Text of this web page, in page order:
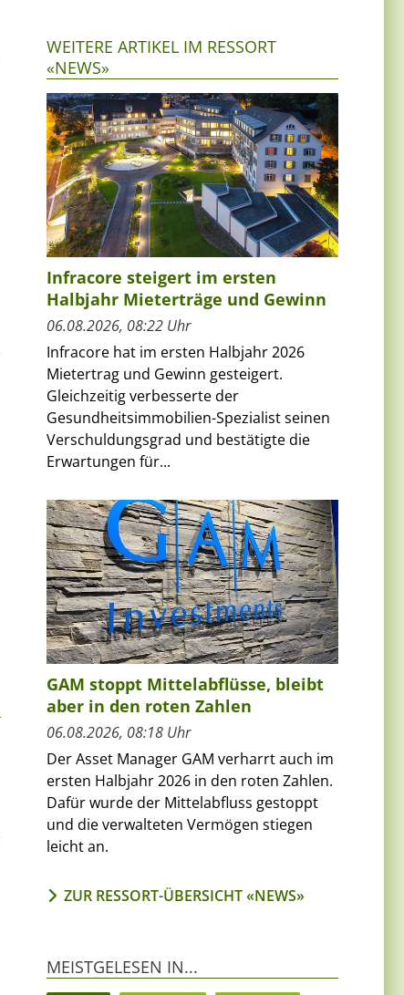
WEITERE ARTIKEL IM RESSORT
«NEWS»
Infracore steigert im ersten
Halbjahr Mieterträge und Gewinn
06.08.2026, 08:22 Uhr
Infracore hat im ersten Halbjahr 2026
Mietertrag und Gewinn gesteigert.
Gleichzeitig verbesserte der
Gesundheitsimmobilien-Spezialist seinen
Verschuldungsgrad und bestätigte die
Erwartungen für...
GAM stoppt Mittelabflüsse, bleibt
aber in den roten Zahlen
06.08.2026, 08:18 Uhr
Der Asset Manager GAM verharrt auch im
ersten Halbjahr 2026 in den roten Zahlen.
Dafür wurde der Mittelabfluss gestoppt
und die verwalteten Vermögen stiegen
leicht an.
ZUR RESSORT-ÜBERSICHT «NEWS»
MEISTGELESEN IN...